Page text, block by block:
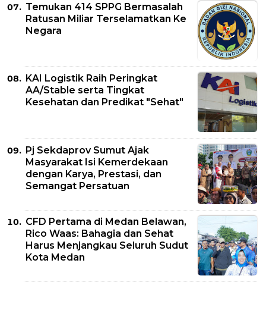
Temukan 414 SPPG Bermasalah
Ratusan Miliar Terselamatkan Ke
Negara
KAI Logistik Raih Peringkat
AA/Stable serta Tingkat
Kesehatan dan Predikat "Sehat"
Pj Sekdaprov Sumut Ajak
Masyarakat Isi Kemerdekaan
dengan Karya, Prestasi, dan
Semangat Persatuan
CFD Pertama di Medan Belawan,
Rico Waas: Bahagia dan Sehat
Harus Menjangkau Seluruh Sudut
Kota Medan